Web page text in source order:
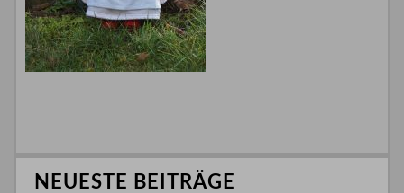
NEUESTE BEITRÄGE